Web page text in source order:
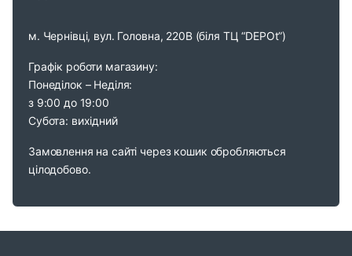
м. Чернівці, вул. Головна, 220В (біля ТЦ “DEPOt”)
Графік роботи магазину:
Понеділок – Неділя:
з 9:00 до 19:00
Субота: вихідний
Замовлення на сайті через кошик обробляються
цілодобово.